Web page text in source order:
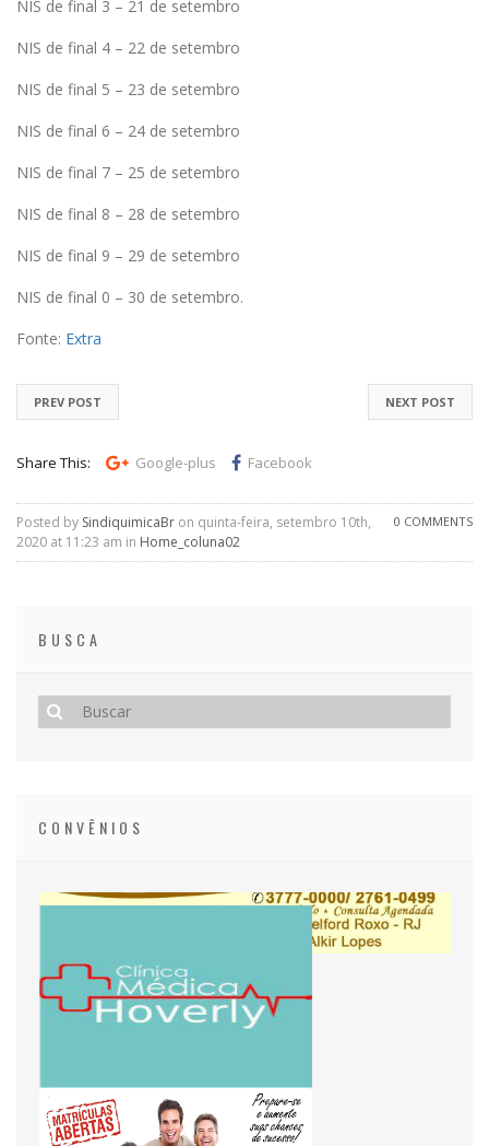
NIS de final 3 – 21 de setembro
NIS de final 4 – 22 de setembro
NIS de final 5 – 23 de setembro
NIS de final 6 – 24 de setembro
NIS de final 7 – 25 de setembro
NIS de final 8 – 28 de setembro
NIS de final 9 – 29 de setembro
NIS de final 0 – 30 de setembro.
Fonte: Extra
NEXT POST
PREV POST
Share This: Google-plus Facebook
0 COMMENTS
Posted by SindiquimicaBr on quinta-feira, setembro 10th,
2020 at 11:23 am in Home_coluna02
BUSCA
CONVÊNIOS